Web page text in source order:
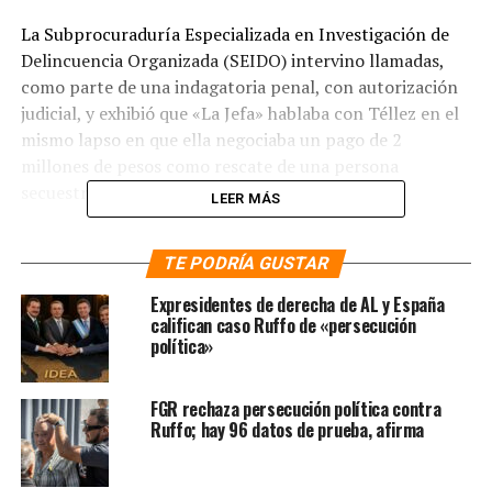
La Subprocuraduría Especializada en Investigación de
Delincuencia Organizada (SEIDO) intervino llamadas,
como parte de una indagatoria penal, con autorización
judicial, y exhibió que «La Jefa» hablaba con Téllez en el
mismo lapso en que ella negociaba un pago de 2
secuestrada que luego asesinaron.
TAB/0000612/2017, la SEIDO descubrió el vínculo entre
Téllez y «La Jefa» cuando realizaba rastreos telefónicos
a miembros del cártel; tanto ella como su pareja
sentimental, Juan Adiel García Lezama, alias «El Primo»,
eran los principales operadores de Hernán Martínez
Zavaleta «El Comandante H», jefe de plaza de Los Zetas
en el sur de Veracruz y en el norte de Tabasco,
actualmente preso.
LEER MÁS
TE PODRÍA GUSTAR
Expresidentes de derecha de AL y España
califican caso Ruffo de «persecución
política»
FGR rechaza persecución política contra
Ruffo; hay 96 datos de prueba, afirma